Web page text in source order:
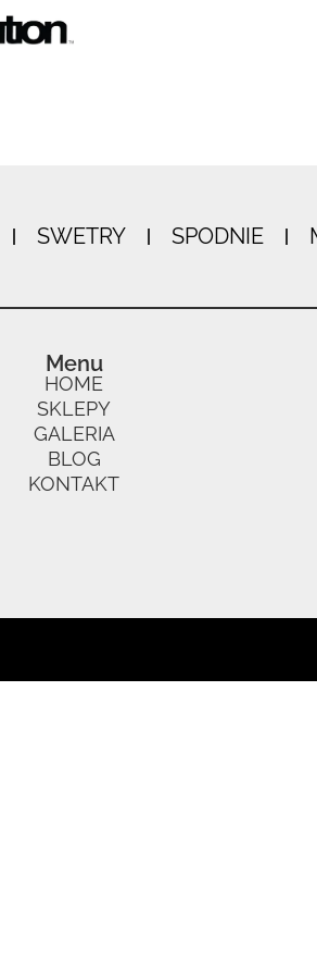
SWETRY SPODNIE
Menu
HOME
SKLEPY
GALERIA
BLOG
KONTAKT